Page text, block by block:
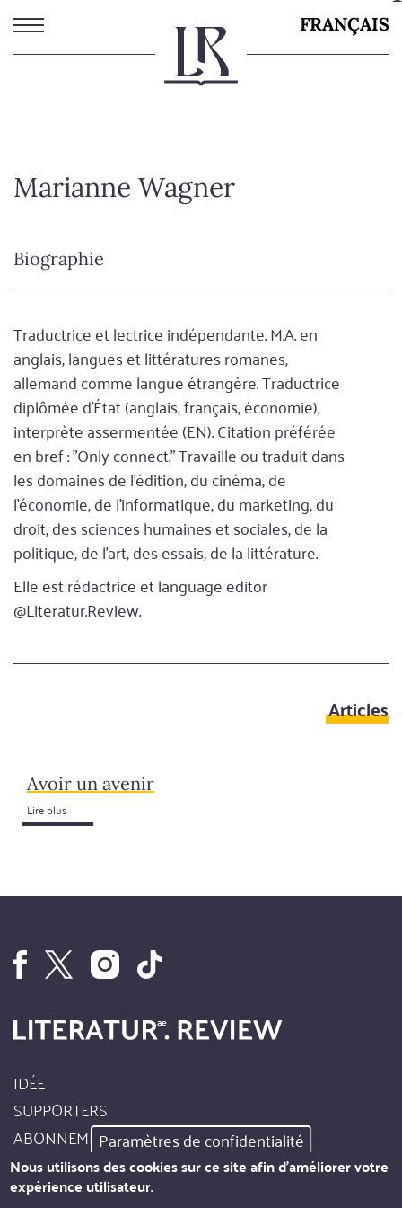
Aller
au
contenu
FRANÇAIS
Marianne Wagner
Biographie
Traductrice et lectrice indépendante. M.A. en
anglais, langues et littératures romanes,
allemand comme langue étrangère. Traductrice
diplômée d'État (anglais, français, économie),
interprète assermentée (EN). Citation préférée
en bref : "Only connect." Travaille ou traduit dans
les domaines de l'édition, du cinéma, de
l'économie, de l'informatique, du marketing, du
droit, des sciences humaines et sociales, de la
politique, de l'art, des essais, de la littérature.
Elle est rédactrice et language editor
@Literatur.Review.
Articles
Avoir un avenir
Lire plus
Footer
Site
Info
IDÉE
SUPPORTERS
ABONNEMENT
AUTEURS
Paramètres de confidentialité
Nous utilisons des cookies sur ce site afin d'améliorer votre
expérience utilisateur.